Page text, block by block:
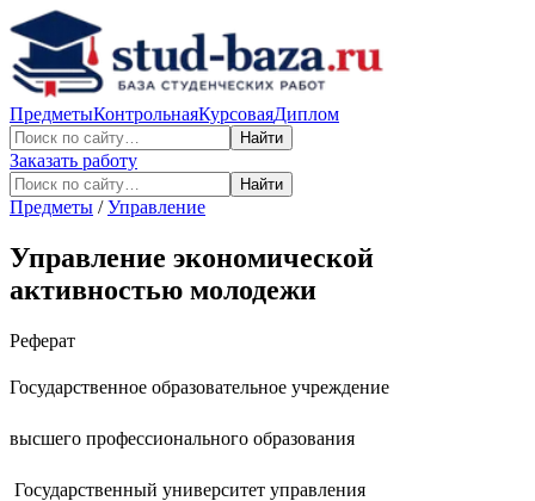
ПредметыКонтрольнаяКурсоваяДиплом
Найти
Заказать работу
Найти
Предметы /Управление
Управление экономической
активностью молодежи
Реферат
Государственное образовательное учреждение
высшего профессионального образования
Государственный университет управления